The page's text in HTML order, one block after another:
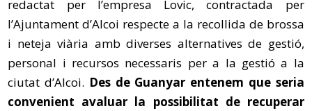
redactat per l’empresa Lovic, contractada per
l’Ajuntament d’Alcoi respecte a la recollida de brossa
i neteja viària amb diverses alternatives de gestió,
personal i recursos necessaris per a la gestió a la
ciutat d’Alcoi. Des de Guanyar entenem que seria
convenient avaluar la possibilitat de recuperar